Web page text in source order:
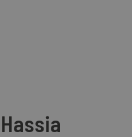
Hassia